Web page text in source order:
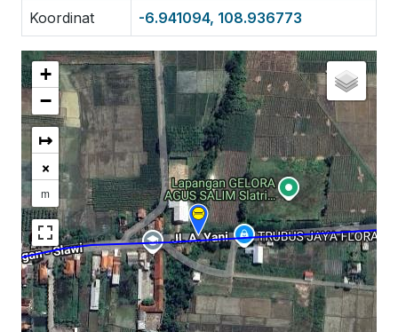
Koordinat -6.941094, 108.936773
+
−
↦
×
m